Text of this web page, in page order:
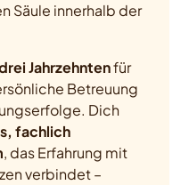
Säule innerhalb der
Jahrzehntenfür
Betreuung
Dich
fachlich
, das Erfahrung mit
verbindet –